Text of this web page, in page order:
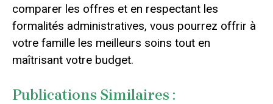
comparer les offres et en respectant les
formalités administratives, vous pourrez offrir à
votre famille les meilleurs soins tout en
maîtrisant votre budget.
Publications Similaires :